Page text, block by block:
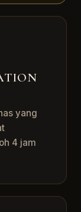
yang
4 jam